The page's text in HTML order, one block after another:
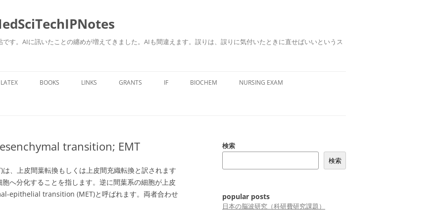
す。AIに訊いたことの纏めが増えてきました。AIも間違えます。誤りは、誤りに気付いたときに直せばいいというス
LATEX BOOKS LINKS GRANTS IF BIOCHEM NURSING EXAM
transition; EMT
上皮間葉転換もしくは上皮間充織転換と訳されます
へ分化することを指します。逆に間葉系の細胞が上皮
epithelial transition (MET)と呼ばれます。両者合わせ
検索
検索
popular posts
日本の脳波研究（科研費研究課題）